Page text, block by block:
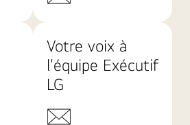
Votre voix à
l'équipe Exécutif
LG